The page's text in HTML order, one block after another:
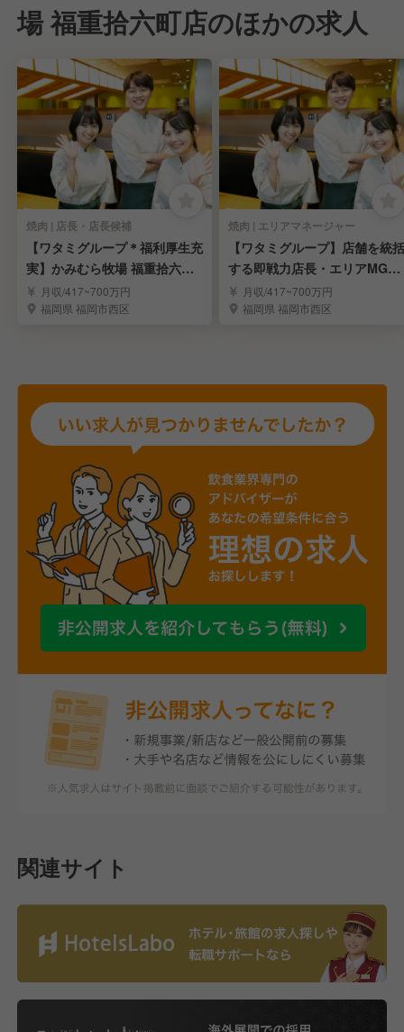
場 福重拾六町店のほかの求人
焼肉 | 店長・店長候補
【ワタミグループ＊福利厚生充
実】かみむら牧場 福重拾六町
店で店長候補を募集
月収/417~700万円
福岡県 福岡市西区
焼肉 | エリアマネージャー
【ワタミグループ】店舗を統括
する即戦力店長・エリアMGR
候補を大募集！
月収/417~700万円
福岡県 福岡市西区
関連サイト